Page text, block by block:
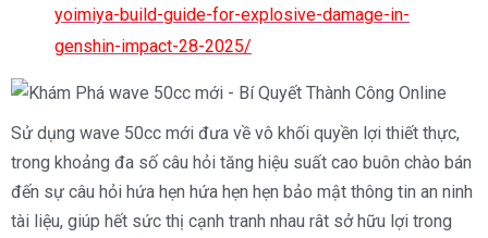
yoimiya-build-guide-for-explosive-damage-in-
genshin-impact-28-2025/
Sử dụng wave 50cc mới đưa về vô khối quyền lợi thiết thực,
trong khoảng đa số câu hỏi tăng hiệu suất cao buôn chào bán
đến sự câu hỏi hứa hẹn hứa hẹn hẹn bảo mật thông tin an ninh
tài liệu, giúp hết sức thị cạnh tranh nhau rât sở hữu lợi trong